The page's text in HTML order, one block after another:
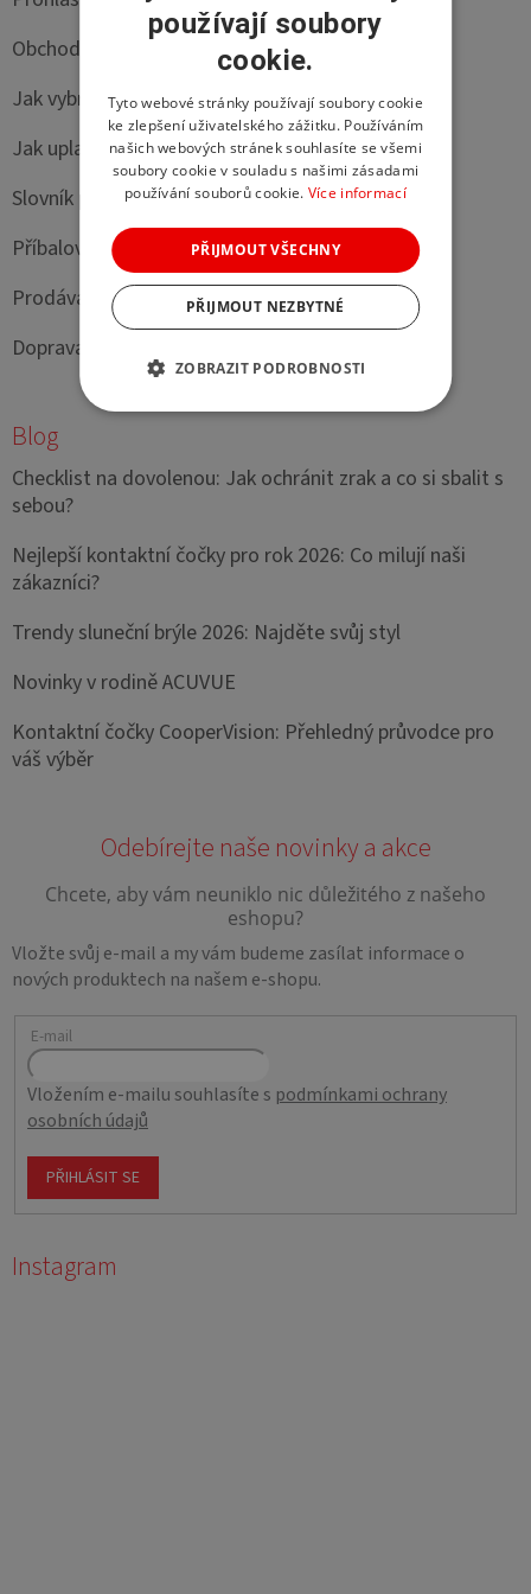
Obchodní podmínky
Jak vybrat velikost slunečních brýlí
Jak uplatnit předpis a ePoukaz na okluzory
Slovník pojmů
Příbalové letáky
Prodávané značky
Doprava a platba
Blog
Checklist na dovolenou: Jak ochránit zrak a co si sbalit s
sebou?
Nejlepší kontaktní čočky pro rok 2026: Co milují naši
zákazníci?
Trendy sluneční brýle 2026: Najděte svůj styl
Novinky v rodině ACUVUE
Kontaktní čočky CooperVision: Přehledný průvodce pro
váš výběr
Vložte svůj e-mail a my vám budeme zasílat informace o
nových produktech na našem e-shopu.
E-mail
Vložením e-mailu souhlasíte s podmínkami ochrany
osobních údajů
PŘIHLÁSIT SE
Instagram
používají soubory
cookie.
Tyto webové stránky používají soubory cookie
ke zlepšení uživatelského zážitku. Používáním
našich webových stránek souhlasíte se všemi
soubory cookie v souladu s našimi zásadami
používání souborů cookie. Více informací
PŘIJMOUT VŠECHNY
PŘIJMOUT NEZBYTNÉ
ZOBRAZIT PODROBNOSTI